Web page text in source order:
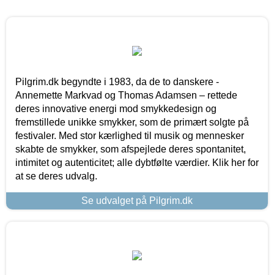
Pilgrim.dk begyndte i 1983, da de to danskere -
Annemette Markvad og Thomas Adamsen – rettede
deres innovative energi mod smykkedesign og
fremstillede unikke smykker, som de primært solgte på
festivaler. Med stor kærlighed til musik og mennesker
skabte de smykker, som afspejlede deres spontanitet,
intimitet og autenticitet; alle dybtfølte værdier. Klik her for
at se deres udvalg.
Se udvalget på Pilgrim.dk